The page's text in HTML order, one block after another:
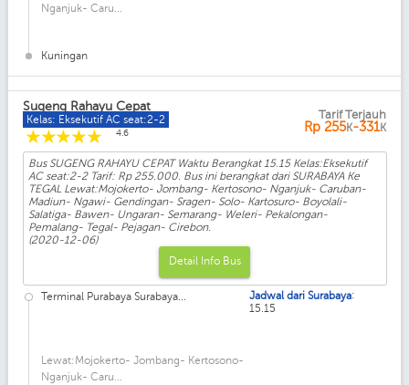
Nganjuk- Caru...
Kuningan
Sugeng Rahayu Cepat
Kelas: Eksekutif AC seat:2-2
☆
☆
☆
☆
☆ 4.6
Tarif Terjauh
Rp 255K-331K
Bus SUGENG RAHAYU CEPAT Waktu Berangkat 15.15 Kelas:Eksekutif
AC seat:2-2 Tarif: Rp 255.000. Bus ini berangkat dari SURABAYA Ke
TEGAL Lewat:Mojokerto- Jombang- Kertosono- Nganjuk- Caruban-
Madiun- Ngawi- Gendingan- Sragen- Solo- Kartosuro- Boyolali-
Salatiga- Bawen- Ungaran- Semarang- Weleri- Pekalongan-
Pemalang- Tegal- Pejagan- Cirebon.
(2020-12-06)
Detail Info Bus
Terminal Purabaya Surabaya...
Lewat:Mojokerto- Jombang- Kertosono-
Nganjuk- Caru...
Jadwal dari Surabaya:
15.15